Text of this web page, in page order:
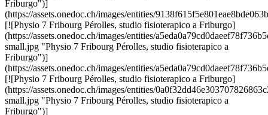
Friburgo")]
(https://assets.onedoc.ch/images/entities/
[![Physio 7 Fribourg Pérolles, studio fisioterapico a Friburgo]
(https://assets.onedoc.ch/images/entities/
small.jpg "Physio 7 Fribourg Pérolles, studio fisioterapico a
Friburgo")]
(https://assets.onedoc.ch/images/entities/
[![Physio 7 Fribourg Pérolles, studio fisioterapico a Friburgo]
(https://assets.onedoc.ch/images/entities/
small.jpg "Physio 7 Fribourg Pérolles, studio fisioterapico a
Friburgo")]